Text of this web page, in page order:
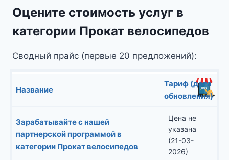
Оцените стоимость услуг в
категории Прокат велосипедов
Сводный прайс (первые 20 предложений):
Название
Тариф (дата
обновления)
Зарабатывайте с нашей
партнерской программой в
категории Прокат велосипедов
Цена не
указана
(21-03-
2026)